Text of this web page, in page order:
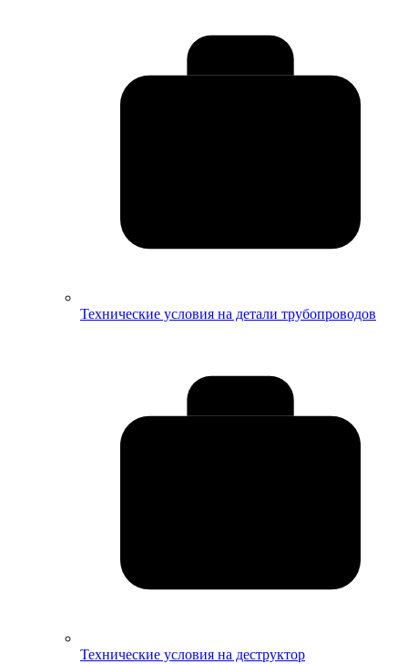
Технические условия на детали трубопроводов
Технические условия на деструктор